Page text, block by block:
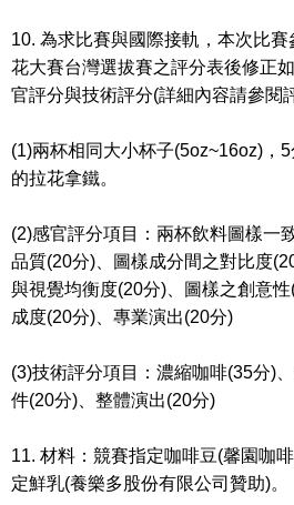
10. 為求比賽與國際接軌，本次比
花大賽台灣選拔賽之評分表後修正
官評分與技術評分(詳細內容請參閱
(1)兩杯相同大小杯子(5oz~16oz)，
的拉花拿鐵。
(2)感官評分項目：兩杯飲料圖樣一
品質(20分)、圖樣成分間之對比度
與視覺均衡度(20分)、圖樣之創意
成度(20分)、專業演出(20分)
(3)技術評分項目：濃縮咖啡(35分)
件(20分)、整體演出(20分)
11. 材料：競賽指定咖啡豆(馨園咖
定鮮乳(養樂多股份有限公司贊助)。